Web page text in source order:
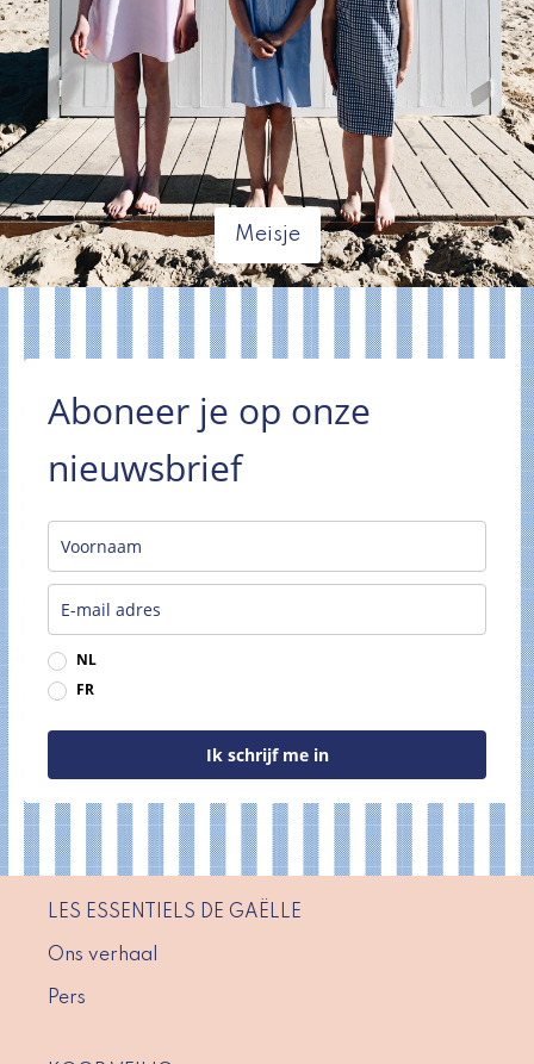
Meisje
Aboneer je op onze
nieuwsbrief
NL
FR
Ik schrijf me in
LES ESSENTIELS DE GAËLLE
Ons verhaal
Pers